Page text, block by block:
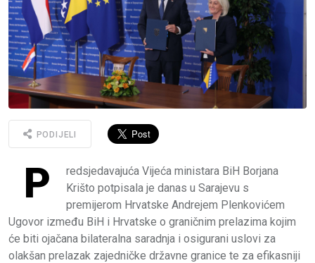
PODIJELI
P
redsjedavajuća Vijeća ministara BiH Borjana
Krišto potpisala je danas u Sarajevu s
premijerom Hrvatske Andrejem Plenkovićem
Ugovor između BiH i Hrvatske o graničnim prelazima kojim
će biti ojačana bilateralna saradnja i osigurani uslovi za
olakšan prelazak zajedničke državne granice te za efikasniji